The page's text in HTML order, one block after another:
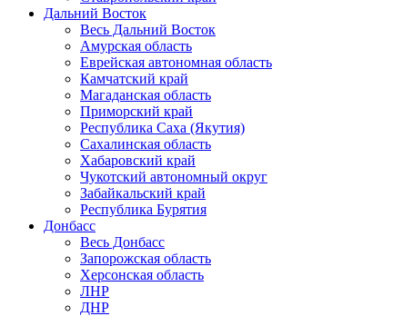
Дальний Восток
Весь Дальний Восток
Амурская область
Еврейская автономная область
Камчатский край
Магаданская область
Приморский край
Республика Саха (Якутия)
Сахалинская область
Хабаровский край
Чукотский автономный округ
Забайкальский край
Республика Бурятия
Донбасс
Весь Донбасс
Запорожская область
Херсонская область
ЛНР
ДНР